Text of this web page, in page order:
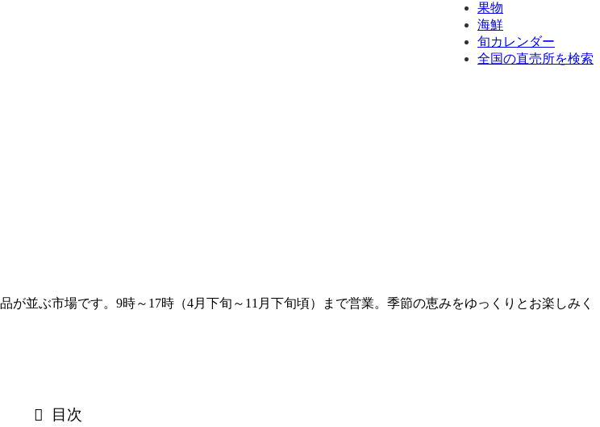
果物
海鮮
旬カレンダー
全国の直売所を検索
並ぶ市場です。9時～17時（4月下旬～11月下旬頃）まで営業。季節の恵みをゆっくりとお楽しみく
目次